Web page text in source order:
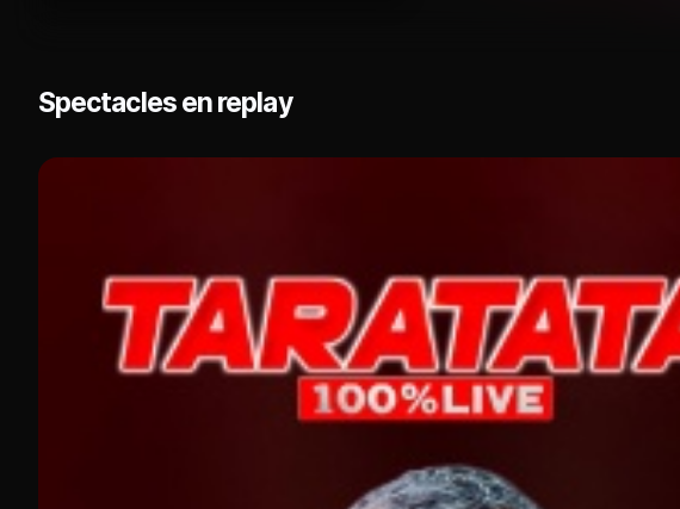
Spectacles en replay